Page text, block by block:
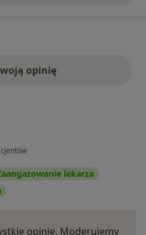
opinię
lekarza
opinie. Moderujemy